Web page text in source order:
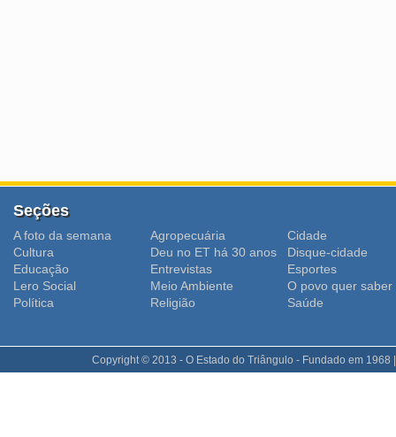
Seções
A foto da semana Agropecuária
Cidade
Cultura
Deu no ET há 30 anos
Disque-cidade
Educação
Entrevistas
Esportes
Lero Social
Meio Ambiente
O povo quer saber
Polí­tica
Religião Saúde
Copyright © 2013 - O Estado do Triângulo - Fundado em